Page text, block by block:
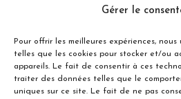
Gérer le
Pour offrir les meilleures expériences,
telles que les cookies pour stocker et/ou
appareils. Le fait de consentir à ces
traiter des données telles que le
uniques sur ce site. Le fait de ne pas
Mentions